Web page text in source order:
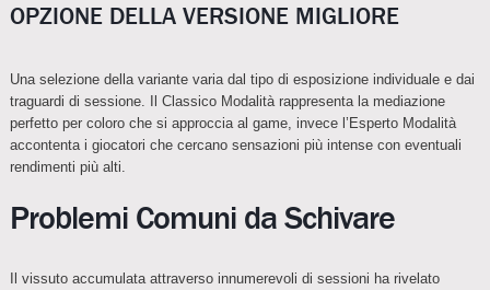
OPZIONE DELLA VERSIONE MIGLIORE
Una selezione della variante varia dal tipo di esposizione individuale e dai
traguardi di sessione. Il Classico Modalità rappresenta la mediazione
perfetto per coloro che si approccia al game, invece l’Esperto Modalità
accontenta i giocatori che cercano sensazioni più intense con eventuali
rendimenti più alti.
Problemi Comuni da Schivare
Il vissuto accumulata attraverso innumerevoli di sessioni ha rivelato